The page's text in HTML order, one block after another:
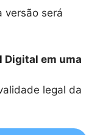
versão será
Digital em uma
legal da